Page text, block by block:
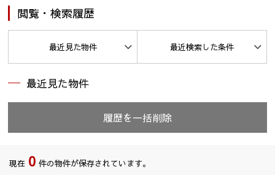
閲覧・検索履歴
最近見た物件 最近検索した条件
最近見た物件
履歴を一括削除
現在 0 件の物件が保存されています。